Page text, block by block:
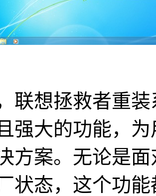
联想拯救者重
强大的功能，
方案。无论是
状态，这个功